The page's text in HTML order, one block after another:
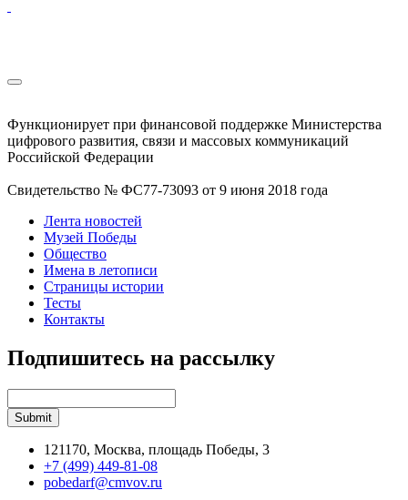
Функционирует при финансовой поддержке Министерства
цифрового развития, связи и массовых коммуникаций
Российской Федерации
Свидетельство № ФС77-73093 от 9 июня 2018 года
Лента новостей
Музей Победы
Общество
Имена в летописи
Страницы истории
Тесты
Контакты
Подпишитесь на рассылку
121170, Москва, площадь Победы, 3
+7 (499) 449-81-08
pobedarf@cmvov.ru